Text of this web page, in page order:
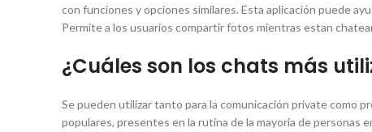
con funciones y opciones similares. Esta aplicación puede
Permite a los usuarios compartir fotos mientras estan
¿Cuáles son los chats más
Se pueden utilizar tanto para la comunicación private como
populares, presentes en la rutina de la mayoría de personas